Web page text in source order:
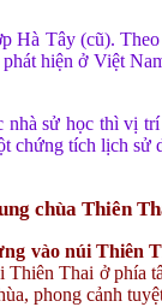
Tây (cũ).
hiện ở Việt
sử học thì vị
tích lịch
chùa Thiên
vào núi Thiên
Thai ở phía
phong cảnh